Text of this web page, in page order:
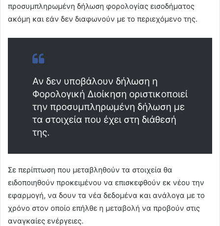
προσυμπληρωμένη δήλωση φορολογίας εισοδήματος
ακόμη και εάν δεν διαφωνούν με το περιεχόμενο της.
Αν δεν υποβάλουν δήλωση η
Φορολογική Διοίκηση οριστικοποιεί
την προσυμπληρωμένη δήλωση με
τα στοιχεία που έχει στη διάθεσή
της.
Σε περίπτωση που μεταβληθούν τα στοιχεία θα
ειδοποιηθούν προκειμένου να επισκεφθούν εκ νέου την
εφαρμογή, να δουν τα νέα δεδομένα και ανάλογα με το
χρόνο στον οποίο επήλθε η μεταβολή να προβούν στις
αναγκαίες ενέργειες.